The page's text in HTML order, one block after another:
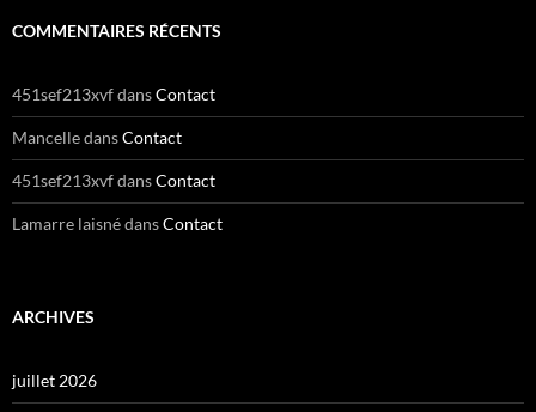
COMMENTAIRES RÉCENTS
451sef213xvfdansContact
MancelledansContact
451sef213xvfdansContact
Lamarre laisnédansContact
ARCHIVES
juillet 2026